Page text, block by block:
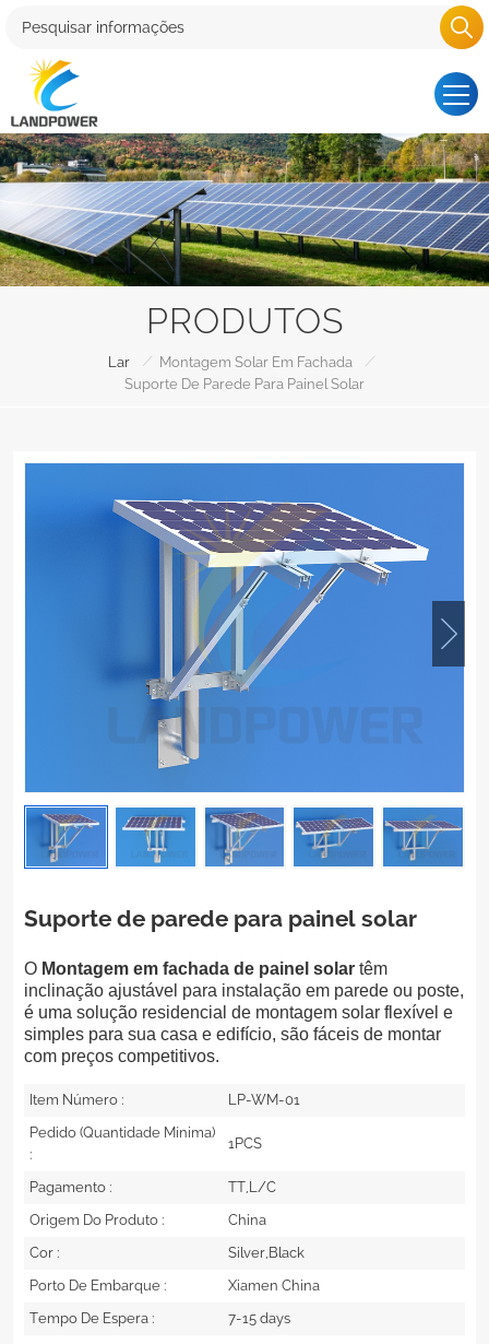
PRODUTOS
Lar / Montagem Solar Em Fachada
/
Suporte De Parede Para Painel Solar
Suporte de parede para painel solar
O Montagem em fachada de painel solar têm
inclinação ajustável para instalação em parede ou poste,
é uma solução residencial de montagem solar flexível e
simples para sua casa e edifício, são fáceis de montar
com preços competitivos.
Item Número :
LP-WM-01
Pedido (quantidade Mínima)
:
1PCS
Pagamento :
TT,L/C
Origem Do Produto :
China
Cor :
Silver,Black
Porto De Embarque :
Xiamen China
Tempo De Espera :
7-15 days